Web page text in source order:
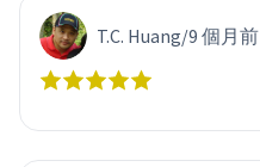
T.C. Huang/9 個月前